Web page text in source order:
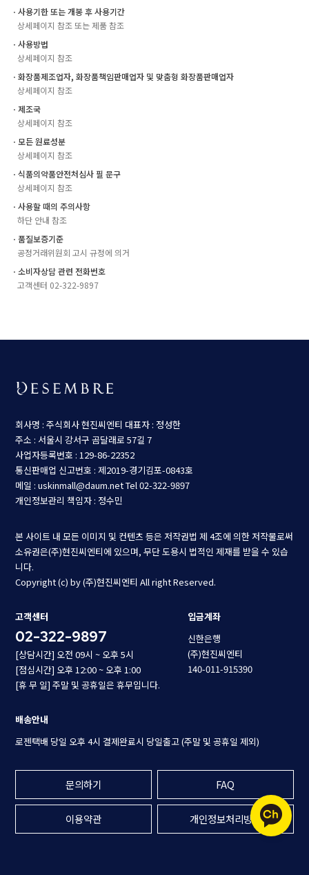
ㆍ사용기한 또는 개봉 후 사용기간
상세페이지 참조 또는 제품 참조
ㆍ사용방법
상세페이지 참조
ㆍ화장품제조업자, 화장품책임판매업자 및 맞춤형 화장품판매업자
상세페이지 참조
ㆍ제조국
상세페이지 참조
ㆍ모든 원료성분
상세페이지 참조
ㆍ식품의약품안전처심사 필 문구
상세페이지 참조
ㆍ사용할 때의 주의사항
하단 안내 참조
ㆍ품질보증기준
공정거래위원회 고시 규정에 의거
ㆍ소비자상담 관련 전화번호
고객센터 02-322-9897
회사명 : 주식회사 현진씨엔티 대표자 : 정성한
주소 : 서울시 강서구 곰달래로 57길 7
사업자등록번호 : 129-86-22352
통신판매업 신고번호 : 제2019-경기김포-0843호
메일 : uskinmall@daum.netTel 02-322-9897
개인정보관리 책임자 : 정수민
본 사이트 내 모든 이미지 및 컨텐츠 등은 저작권법 제 4조에 의한 저작물로써
소유권은(주)현진씨엔티에 있으며, 무단 도용시 법적인 제재를 받을 수 있습
니다.
Copyright (c) by (주)현진씨엔티 All right Reserved.
고객센터
02-322-9897
[상담시간] 오전 09시 ~ 오후 5시
[점심시간] 오후 12:00 ~ 오후 1:00
[휴 무 일] 주말 및 공휴일은 휴무입니다.
입금계좌
신한은행
(주)현진씨엔티
140-011-915390
배송안내
로젠택배 당일 오후 4시 결제완료시 당일출고 (주말 및 공휴일 제외)
문의하기 FAQ
이용약관 개인정보처리방침